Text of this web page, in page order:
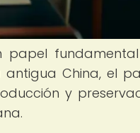
antigua China, el
y